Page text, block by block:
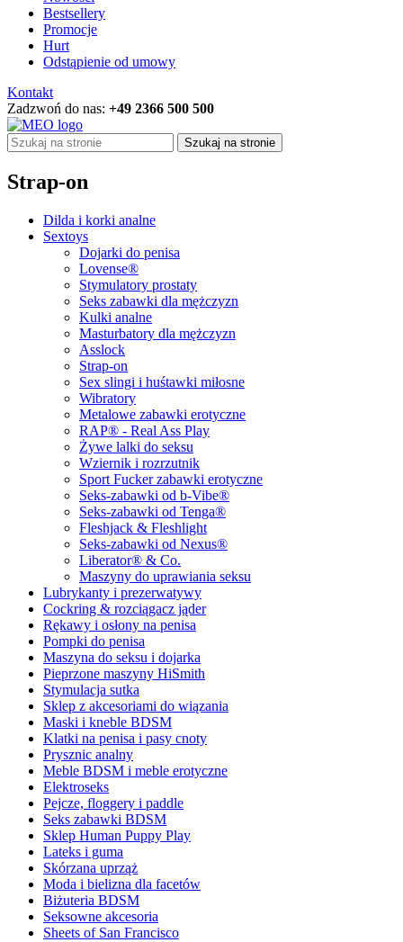
Bestsellery
Promocje
Hurt
Odstąpienie od umowy
Kontakt
Zadzwoń do nas: +49 2366 500 500
Szukaj na stronie
Strap-on
Dilda i korki analne
Sextoys
Dojarki do penisa
Lovense®
Stymulatory prostaty
Seks zabawki dla mężczyzn
Kulki analne
Masturbatory dla mężczyzn
Asslock
Strap-on
Sex slingi i huśtawki miłosne
Wibratory
Metalowe zabawki erotyczne
RAP® - Real Ass Play
Żywe lalki do seksu
Wziernik i rozrzutnik
Sport Fucker zabawki erotyczne
Seks-zabawki od b-Vibe®
Seks-zabawki od Tenga®
Fleshjack & Fleshlight
Seks-zabawki od Nexus®
Liberator® & Co.
Maszyny do uprawiania seksu
Lubrykanty i prezerwatywy
Cockring & rozciągacz jąder
Rękawy i osłony na penisa
Pompki do penisa
Maszyna do seksu i dojarka
Pieprzone maszyny HiSmith
Stymulacja sutka
Sklep z akcesoriami do wiązania
Maski i kneble BDSM
Klatki na penisa i pasy cnoty
Prysznic analny
Meble BDSM i meble erotyczne
Elektroseks
Pejcze, floggery i paddle
Seks zabawki BDSM
Sklep Human Puppy Play
Lateks i guma
Skórzana uprząż
Moda i bielizna dla facetów
Biżuteria BDSM
Seksowne akcesoria
Sheets of San Francisco